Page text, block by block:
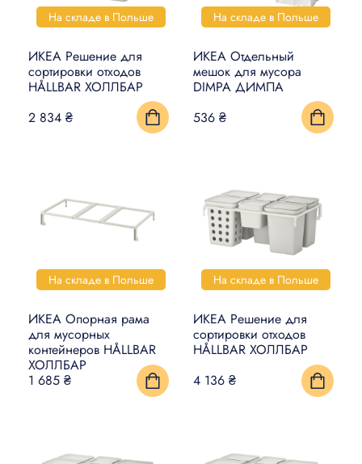
На складе в Польше
ИКЕА Решение для
сортировки отходов
HÅLLBAR ХОЛЛБАР
2 834 ₴
На складе в Польше
ИКЕА Отдельный
мешок для мусора
DIMPA ДИМПА
536 ₴
На складе в Польше
ИКЕА Опорная рама
для мусорных
контейнеров HÅLLBAR
ХОЛЛБАР
1 685 ₴
На складе в Польше
ИКЕА Решение для
сортировки отходов
HÅLLBAR ХОЛЛБАР
4 136 ₴